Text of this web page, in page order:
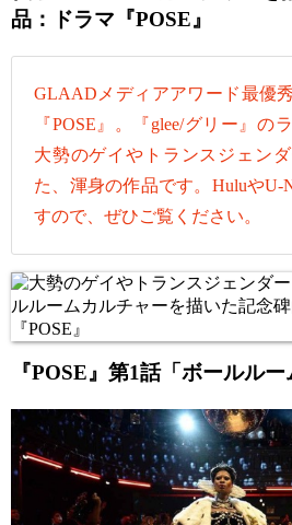
品：ドラマ『POSE』
GLAADメディアアワード最優
『POSE』。『glee/グリー』の
大勢のゲイやトランスジェン
た、渾身の作品です。HuluやU-
すので、ぜひご覧ください。
『POSE』第1話「ボールル